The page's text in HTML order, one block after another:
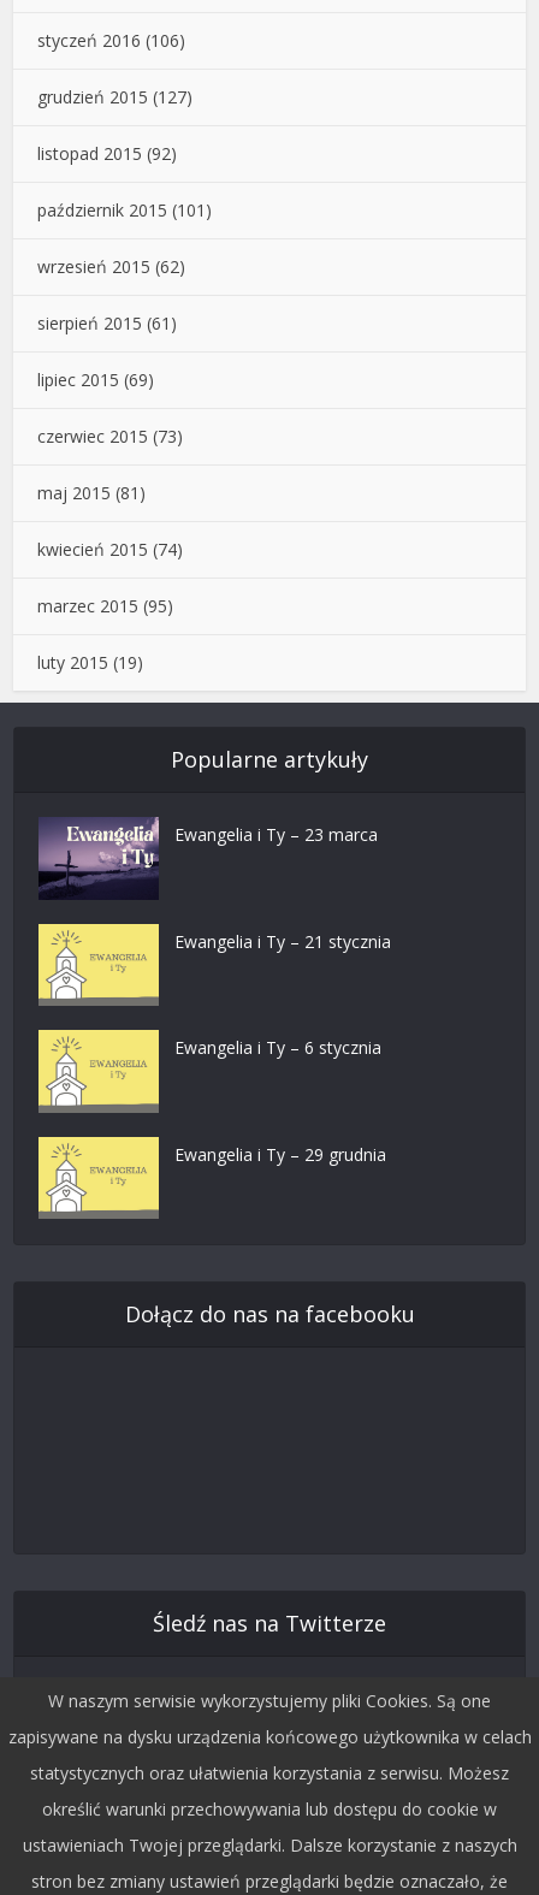
styczeń 2016 (106)
grudzień 2015 (127)
listopad 2015 (92)
październik 2015 (101)
wrzesień 2015 (62)
sierpień 2015 (61)
lipiec 2015 (69)
czerwiec 2015 (73)
maj 2015 (81)
kwiecień 2015 (74)
marzec 2015 (95)
luty 2015 (19)
Popularne artykuły
Ewangelia i Ty – 23 marca
Ewangelia i Ty – 21 stycznia
Ewangelia i Ty – 6 stycznia
Ewangelia i Ty – 29 grudnia
Dołącz do nas na facebooku
Śledź nas na Twitterze
W naszym serwisie wykorzystujemy pliki Cookies. Są one
zapisywane na dysku urządzenia końcowego użytkownika w celach
statystycznych oraz ułatwienia korzystania z serwisu. Możesz
określić warunki przechowywania lub dostępu do cookie w
ustawieniach Twojej przeglądarki. Dalsze korzystanie z naszych
stron bez zmiany ustawień przeglądarki będzie oznaczało, że